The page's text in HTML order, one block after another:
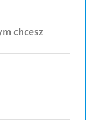
chcesz